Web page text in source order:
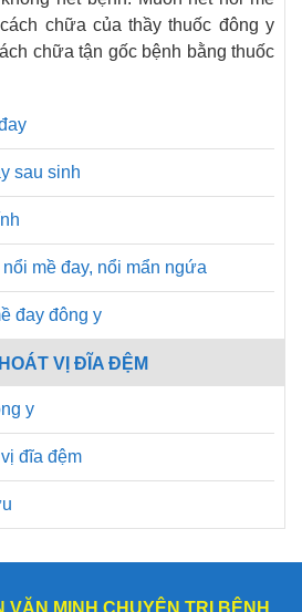
chữa của thầy thuốc đông y
chữa tận gốc bệnh bằng thuốc
sau sinh
mề đay, nổi mẩn ngứa
đay đông y
VỊ ĐĨA ĐỆM
y
đĩa đệm